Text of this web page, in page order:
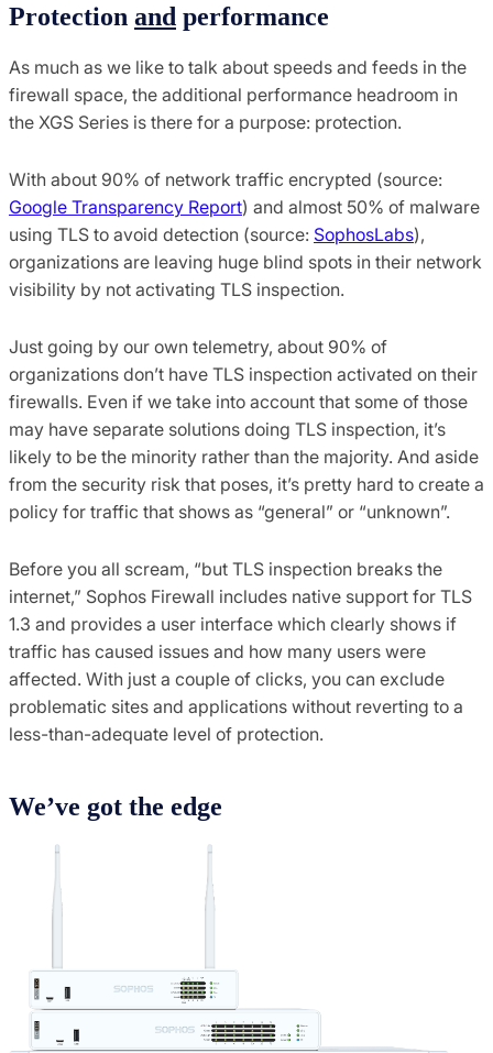
Protection and performance
As much as we like to talk about speeds and feeds in the
firewall space, the additional performance headroom in
the XGS Series is there for a purpose: protection.
With about 90% of network traffic encrypted (source:
Google Transparency Report) and almost 50% of malware
using TLS to avoid detection (source: SophosLabs),
organizations are leaving huge blind spots in their network
visibility by not activating TLS inspection.
Just going by our own telemetry, about 90% of
organizations don’t have TLS inspection activated on their
firewalls. Even if we take into account that some of those
may have separate solutions doing TLS inspection, it’s
likely to be the minority rather than the majority. And aside
from the security risk that poses, it’s pretty hard to create a
policy for traffic that shows as “general” or “unknown”.
Before you all scream, “but TLS inspection breaks the
internet,” Sophos Firewall includes native support for TLS
1.3 and provides a user interface which clearly shows if
traffic has caused issues and how many users were
affected. With just a couple of clicks, you can exclude
problematic sites and applications without reverting to a
less-than-adequate level of protection.
We’ve got the edge